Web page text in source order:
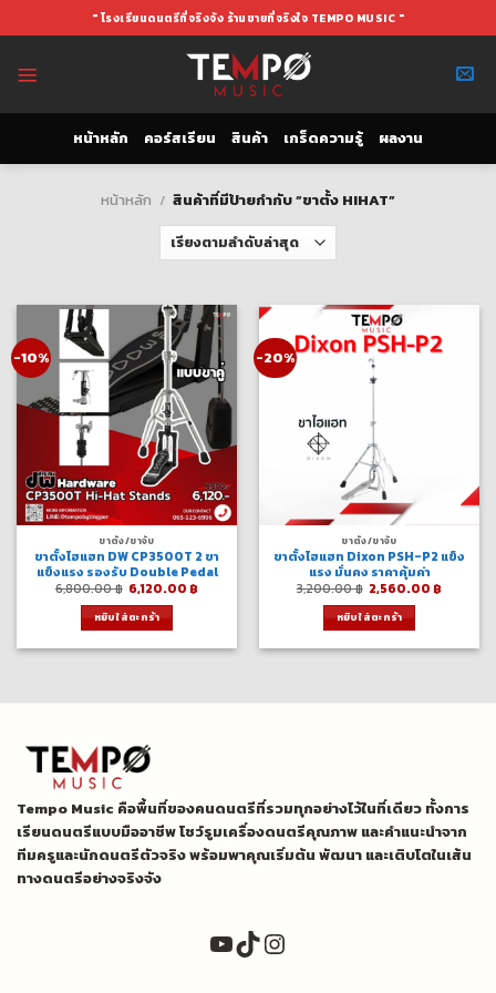
to
" โรงเรียนดนตรีที่จริงจัง ร้านขายที่จริงใจ TEMPO MUSIC "
หน้าหลัก คอร์สเรียน สินค้า เกร็ดความรู้ ผลงาน
หน้าหลัก / สินค้าที่มีป้ายกำกับ “ขาตั้ง HIHAT”
-10%
ขาตั้ง/ขาจับ
ขาตั้งไฮแฮท DW CP3500T 2 ขา
แข็งแรง รองรับ Double Pedal
6,800.00฿ Original
price
was:
6,800.00 ฿.
6,120.00 ฿
หยิบใส่ตะกร้า
-20%
ขาตั้ง/ขาจับ
ขาตั้งไฮแฮท Dixon PSH-P2 แข็ง
แรง มั่นคง ราคาคุ้มค่า
3,200.00฿ Original
price
was:
3,200.00 ฿.
2,560.00 ฿
หยิบใส่ตะกร้า
Tempo Music คือพื้นที่ของคนดนตรีที่รวมทุกอย่างไว้ในที่เดียว ทั้งการ
เรียนดนตรีแบบมืออาชีพ โชว์รูมเครื่องดนตรีคุณภาพ และคำแนะนำจาก
ทีมครูและนักดนตรีตัวจริง พร้อมพาคุณเริ่มต้น พัฒนา และเติบโตในเส้น
ทางดนตรีอย่างจริงจัง
YouTube
TikTok
Instagram